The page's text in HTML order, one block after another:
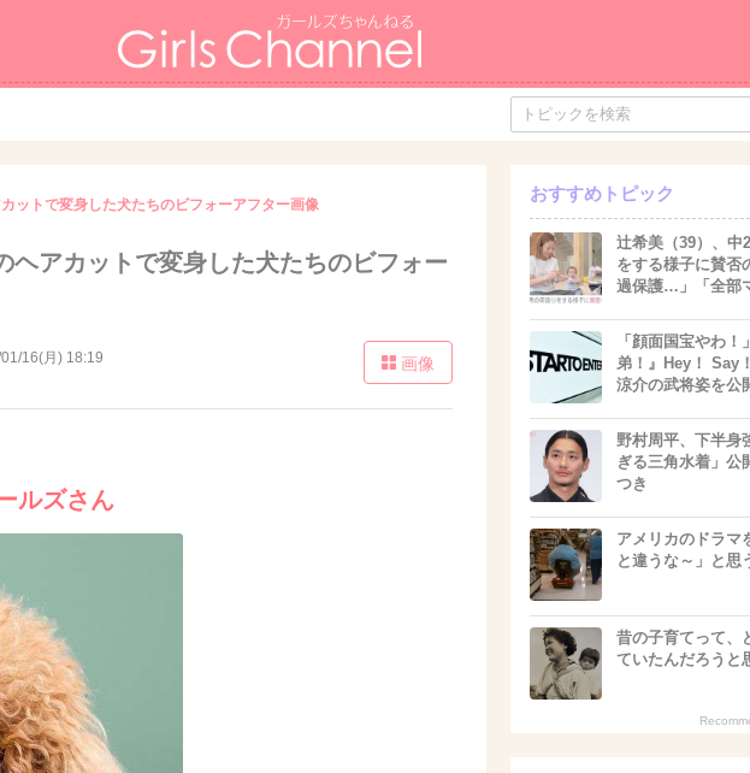
ットで変身した犬たちのビフォーアフター画像
ヘアカットで変身した犬たちのビフォー
16(月) 18:19 画像
ルズさん
おすすめトピック
辻希美（39）、中
をする様子に賛否
過保護…」「全部
「顔面国宝やわ！
弟！』Hey！ Say
涼介の武将姿を公
野村周平、下半身
ぎる三角水着」公
つき
アメリカのドラマ
と違うな～」と思
昔の子育てって、
ていたんだろうと